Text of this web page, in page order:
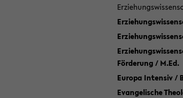
Förderung / M.Ed.
Europa Intensiv /
Evangelische